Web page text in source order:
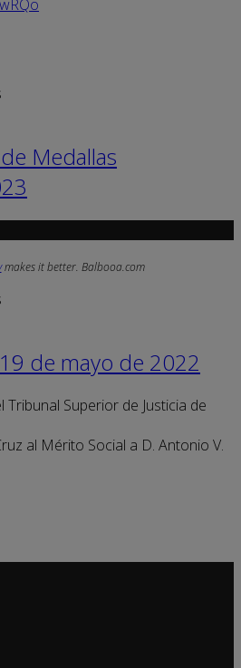
Medallas
makes it better. Balbooa.com
de mayo de 2022
Tribunal Superior de Justicia de
al Mérito Social a D. Antonio V.